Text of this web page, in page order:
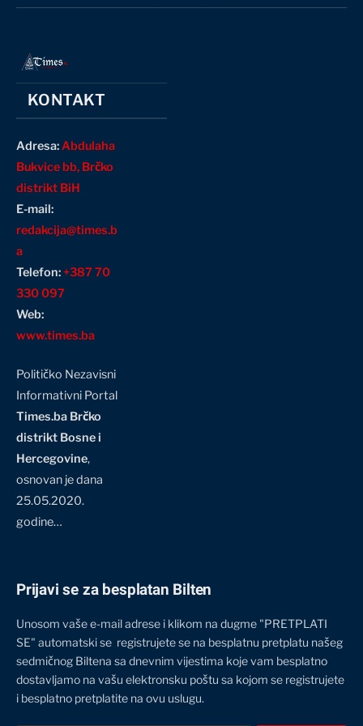
(Twitter)
KONTAKT
Adresa:Abdulaha
Bukvice bb, Brčko
distrikt BiH
E-mail:
redakcija@times.b
a
Telefon:+387 70
330 097
Web:
www.times.ba
Političko Nezavisni
Informativni Portal
Times.ba Brčko
distrikt Bosne i
Hercegovine,
osnovan je dana
25.05.2020.
godine…
Prijavi se za besplatan Bilten
Unosom vaše e-mail adrese i klikom na dugme "PRETPLATI
SE" automatski se registrujete se na besplatnu pretplatu našeg
sedmičnog Biltena sa dnevnim vijestima koje vam besplatno
dostavljamo na vašu elektronsku poštu sa kojom se registrujete
i besplatno pretplatite na ovu uslugu.